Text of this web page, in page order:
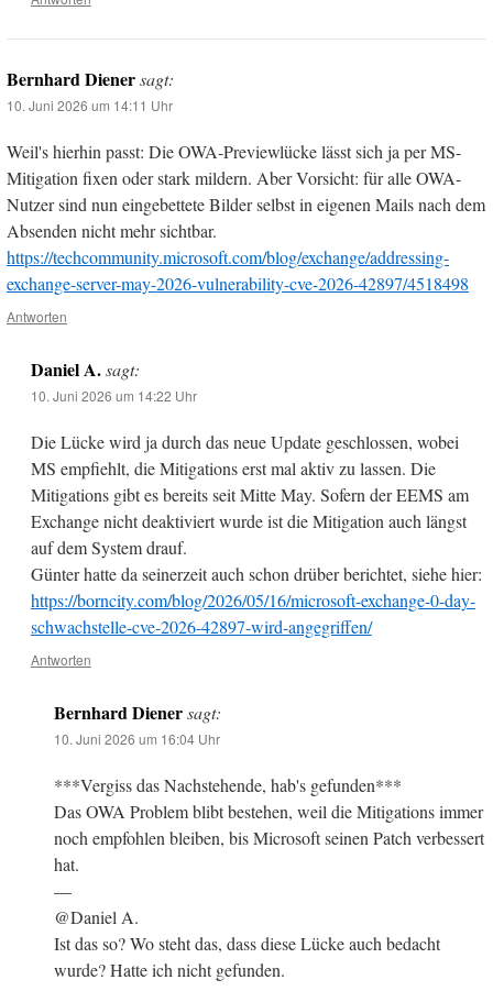
Bernhard Dienersagt:
10. Juni 2026 um 14:11 Uhr
Weil's hierhin passt: Die OWA-Previewlücke lässt sich ja per MS-
Mitigation fixen oder stark mildern. Aber Vorsicht: für alle OWA-
Nutzer sind nun eingebettete Bilder selbst in eigenen Mails nach dem
Absenden nicht mehr sichtbar.
https://techcommunity.microsoft.com/blog/exchange/addressing-
exchange-server-may-2026-vulnerability-cve-2026-42897/4518498
Antworten
Daniel A. sagt:
10. Juni 2026 um 14:22 Uhr
Die Lücke wird ja durch das neue Update geschlossen, wobei
MS empfiehlt, die Mitigations erst mal aktiv zu lassen. Die
Mitigations gibt es bereits seit Mitte May. Sofern der EEMS am
Exchange nicht deaktiviert wurde ist die Mitigation auch längst
auf dem System drauf.
Günter hatte da seinerzeit auch schon drüber berichtet, siehe hier:
https://borncity.com/blog/2026/05/16/microsoft-exchange-0-day-
schwachstelle-cve-2026-42897-wird-angegriffen/
Antworten
Bernhard Diener sagt:
10. Juni 2026 um 16:04 Uhr
***Vergiss das Nachstehende, hab's gefunden***
Das OWA Problem blibt bestehen, weil die Mitigations immer
noch empfohlen bleiben, bis Microsoft seinen Patch verbessert
hat.
—
@Daniel A.
Ist das so? Wo steht das, dass diese Lücke auch bedacht
wurde? Hatte ich nicht gefunden.